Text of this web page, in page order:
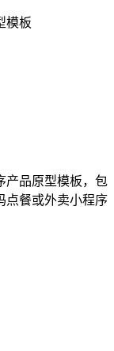
模板
产品原型模板，包
点餐或外卖小程序